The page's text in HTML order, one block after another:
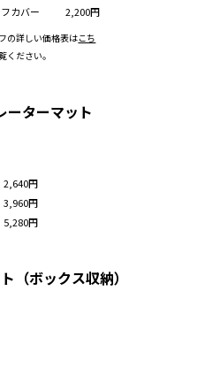
カバー
2,200円
の詳しい価格表はこち
ください。
ーターマット
2,640円
3,960円
5,280円
（ボックス収納）